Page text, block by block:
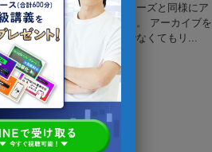
ブでは、フィードやストーリーズと同様にア
ーカイブ機能が使用できます。 アーカイブを
活用すれば、リアルタイムでなくてもリ...
2024年1月13日